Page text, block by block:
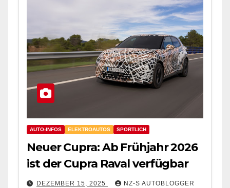
AUTO-INFOS ELEKTROAUTOS SPORTLICH
Neuer Cupra: Ab Frühjahr 2026
ist der Cupra Raval verfügbar
DEZEMBER 15, 2025 NZ-S AUTOBLOGGER